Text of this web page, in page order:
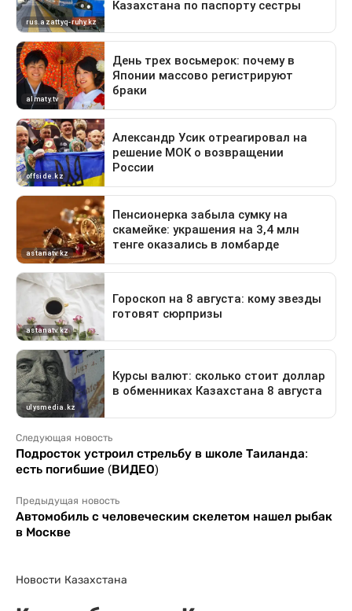
Следующая новость
Подросток устроил стрельбу в школе Таиланда:
есть погибшие (ВИДЕО)
Предыдущая новость
Автомобиль с человеческим скелетом нашел рыбак
в Москве
Новости Казахстана